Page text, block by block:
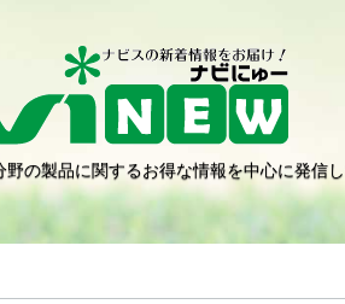
の製品に関するお得な情報を中心に発信し